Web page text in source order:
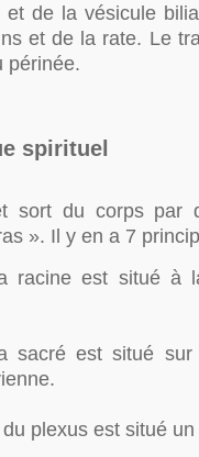
et de la vésicule
et de la rate. Le
périnée.
spirituel
sort du corps par
». Il y en a 7
racine est situé à
sacré est situé
plexus est situé